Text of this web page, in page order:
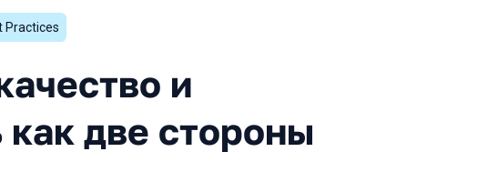
и надежность как две
Practices
и
две стороны